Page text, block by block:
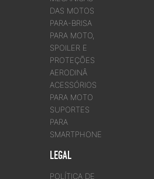
DAS MOTOS
PARA-BRISA
PARA MOTO,
SPOILER E
PROTEÇÕES
AERODINÂ
ACESSÓRIOS
PARA MOTO
SUPORTES
PARA
SMARTPHONE
LEGAL
POLÍTICA DE